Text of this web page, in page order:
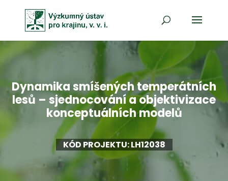
Dynamika smíšených temperátních
lesů – sjednocování a objektivizace
konceptuálních modelů
KÓD PROJEKTU: LH12038